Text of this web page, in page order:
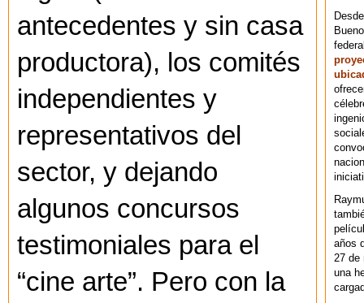
antecedentes y sin casa
productora), los comités
independientes y
representativos del
sector, y dejando
algunos concursos
testimoniales para el
“cine arte”. Pero con la
años
27 de
una